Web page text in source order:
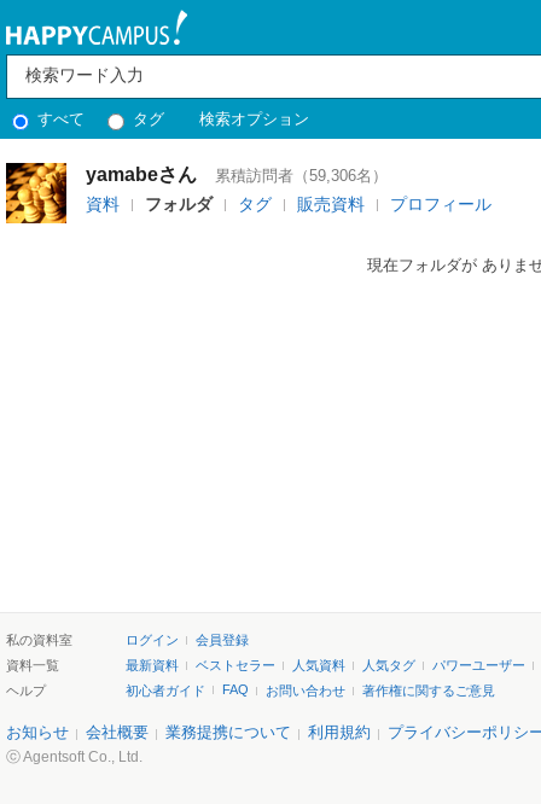
すべて タグ 検索オプション
yamabeさん 累積訪問者（59,306名）
資料 フォルダ タグ 販売資料 プロフィール
現在フォルダが ありま
私の資料室 ログイン
会員登録
資料一覧
最新資料 ベストセラー 人気資料 人気タグ
パワーユーザー
ヘルプ
初心者ガイド FAQ お問い合わせ 著作権に関するご意見
お知らせ 会社概要 業務提携について 利用規約 プライバシーポリシ
ⓒ Agentsoft Co., Ltd.